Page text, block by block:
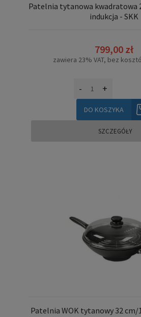
Patelnia tytanowa kwadratowa
indukcja - SKK
799,00 zł
zawiera 23% VAT, bez
- +
DO KOSZYKA
SZCZEGÓŁY
Patelnia WOK tytanowy 32 cm/